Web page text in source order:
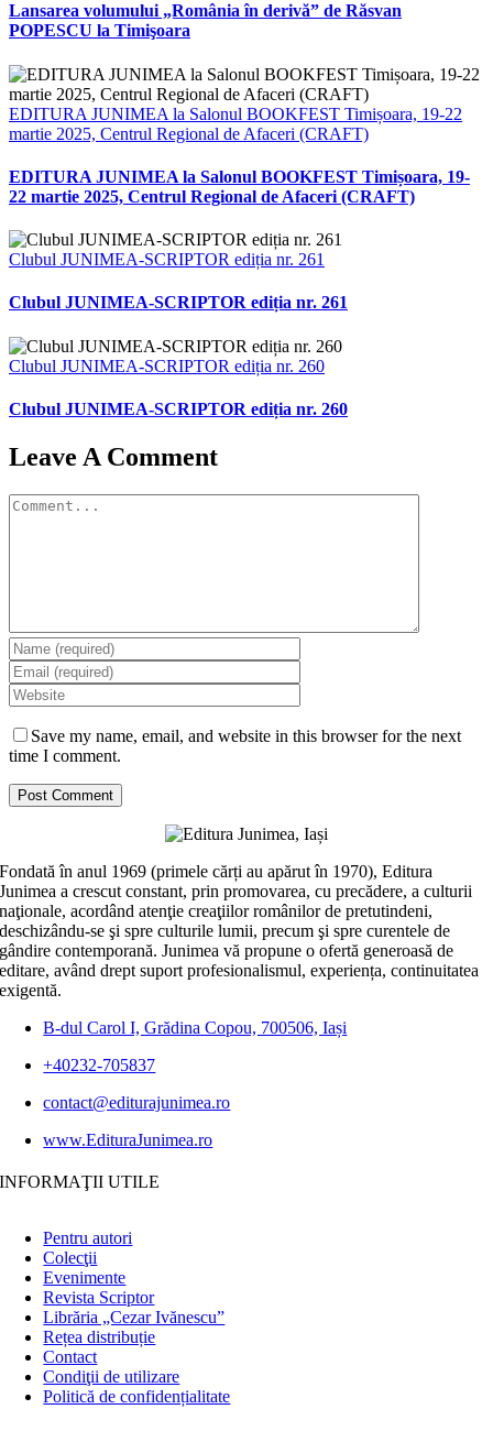
Lansarea volumului „România în derivă” de Răsvan
POPESCU la Timişoara
EDITURA JUNIMEA la Salonul BOOKFEST Timișoara, 19-22
martie 2025, Centrul Regional de Afaceri (CRAFT)
EDITURA JUNIMEA la Salonul BOOKFEST Timișoara, 19-
22 martie 2025, Centrul Regional de Afaceri (CRAFT)
Clubul JUNIMEA-SCRIPTOR ediția nr. 261
Clubul JUNIMEA-SCRIPTOR ediția nr. 261
Clubul JUNIMEA-SCRIPTOR ediția nr. 260
Clubul JUNIMEA-SCRIPTOR ediția nr. 260
Leave A Comment
Comment
Save my name, email, and website in this browser for the next
time I comment.
Fondată în anul 1969 (primele cărți au apărut în 1970), Editura
Junimea a crescut constant, prin promovarea, cu precădere, a culturii
naţionale, acordând atenţie creaţiilor românilor de pretutindeni,
deschizându-se şi spre culturile lumii, precum şi spre curentele de
gândire contemporană. Junimea vă propune o ofertă generoasă de
editare, având drept suport profesionalismul, experiența, continuitatea
exigentă.
B-dul Carol I, Grădina Copou, 700506, Iași
+40232-705837
contact@editurajunimea.ro
www.EdituraJunimea.ro
INFORMAŢII UTILE
Pentru autori
Colecţii
Evenimente
Revista Scriptor
Librăria „Cezar Ivănescu”
Rețea distribuție
Contact
Condiţii de utilizare
Politică de confidențialitate